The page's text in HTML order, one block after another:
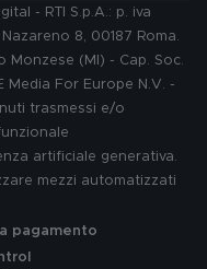
- RTI S.p.A.: p. iva
8, 00187 Roma.
Monzese (MI) - Cap. Soc.
For Europe N.V. -
trasmessi e/o
artificiale generativa.
mezzi automatizzati
pagamento